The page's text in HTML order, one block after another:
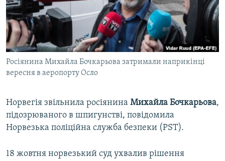
ДЕПОРТАЦІЯ
ВІДЕОУРОКИ «ELIFBE»
СВІДЧЕННЯ ОКУПАЦІЇ
УКРАЇНСЬКА ПРОБЛЕМА КРИМУ
ЯК ОБІЙТИ БЛОКУВАННЯ
Русский
Qırımtatar
Усі сайти RFE/RL
Росіянина Михайла Бочкарьова затримали наприкінці
вересня в аеропорту Осло
Норвегія звільнила росіянина Михайла Бочкарьова,
підозрюваного в шпигунстві, повідомила
Норвезька поліційна служба безпеки (PST).
18 жовтня норвезький суд ухвалив рішення